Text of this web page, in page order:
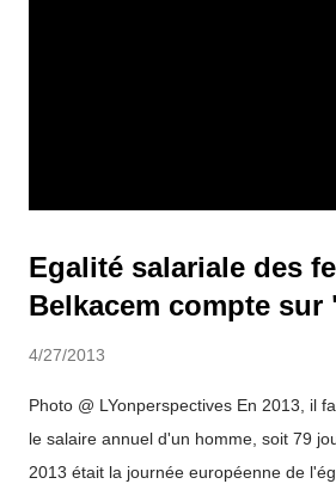
Egalité salariale des
Belkacem compte
4/27/2013
Photo @ LYonperspectives En 2013, il
le salaire annuel d'un homme, soit 79
2013 était la journée européenne de